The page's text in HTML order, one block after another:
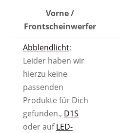
Vorne /
Front­scheinwerfer
Abblendlicht:
Leider haben wir
hierzu keine
passenden
Produkte für Dich
gefunden., D1S
oder aufLED-